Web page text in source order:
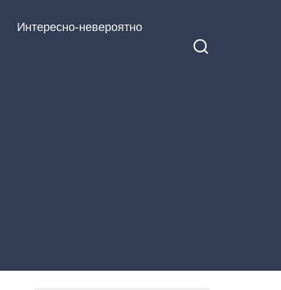
Интересно-невероятно